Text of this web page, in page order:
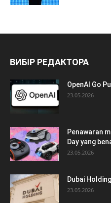
ВИБІР РЕДАКТОРА
OpenAI Go
23.05.2026
Penawaran
Day yang
23.05.2026
Dubai
23.05.2026